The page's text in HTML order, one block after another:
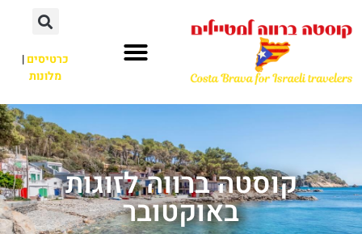
כרטיסים|
מלונות
קוסטה ברווה לזוגות
באוקטובר